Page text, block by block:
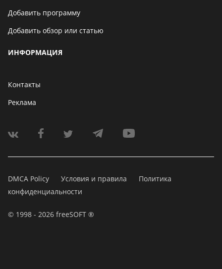
Добавить программу
Добавить обзор или статью
ИНФОРМАЦИЯ
Контакты
Реклама
DMCA Policy Условия и правила
Политика
конфиденциальности
© 1998 - 2026 freeSOFT ®